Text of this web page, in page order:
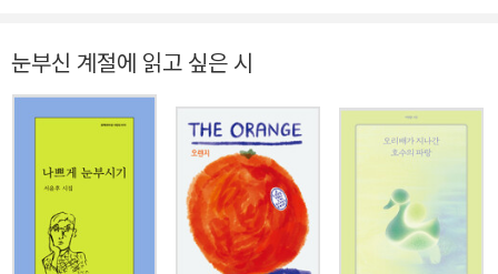
말없이 옆에 와서 같이 늙어준다.
2025년 봄
최현우
다. 평단의 호평과 더불어 수많은 독자의 사랑을 얻은 첫 시
2020) 이후 5년 만에 펴내는 신작이다. 조곤조곤한 서정과
마음을 움직이는 비유가 여전한 가운데 세상을 보는 눈은 한
층 깊어졌다. 이번 시집에서 시인은 불완전한 세상의 장벽에
부딪히고 깨지며 스러져간 삶의 단면들을 감각적인 언어로
그리며, “살 만하지 않은 삶을 살아내는 현대인의 비극적인
눈부신 계절에 읽고 싶은 시